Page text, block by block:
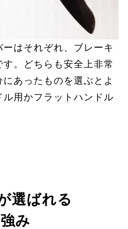
はそれぞれ、ブレーキ
。どちらも安全上非常
あったものを選ぶとよ
用かフラットハンドル
選ばれる
み